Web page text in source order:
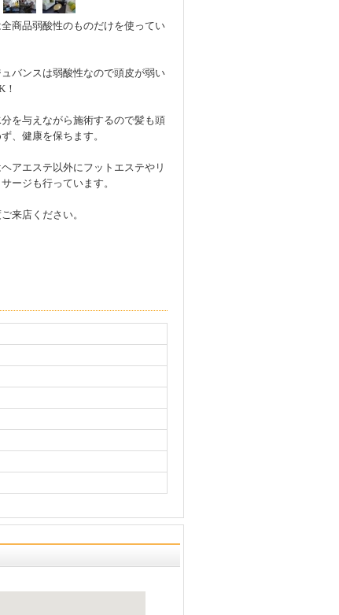
商品弱酸性のものだけを使ってい
バンスは弱酸性なので頭皮が弱い
！
を与えながら施術するので髪も頭
、健康を保ちます。
アエステ以外にフットエステやリ
ージも行っています。
来店ください。